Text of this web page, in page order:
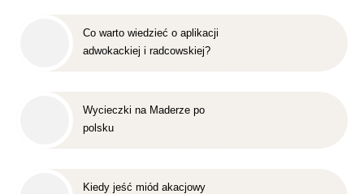
Co warto wiedzieć o aplikacji
adwokackiej i radcowskiej?
Wycieczki na Maderze po
polsku
Kiedy jeść miód akacjowy